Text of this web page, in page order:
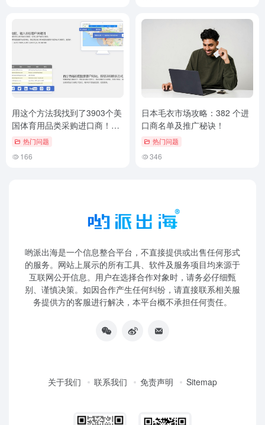
用这个方法我找到了3903个美
国体育用品类采购进口商！外
贸客户邮件挖掘技巧
热门问题
166
日本毛衣市场攻略：382 个进
口商名单及推广秘诀！
热门问题
346
哟派出海是一个信息整合平台，不直接提供或出售任何形式
的服务。网站上展示的所有工具、软件及服务项目均来源于
互联网公开信息。用户在选择合作对象时，请务必仔细甄
别、谨慎决策。如因合作产生任何纠纷，请直接联系相关服
务提供方的客服进行解决，本平台概不承担任何责任。
关于我们 联系我们 免责声明 Sitemap